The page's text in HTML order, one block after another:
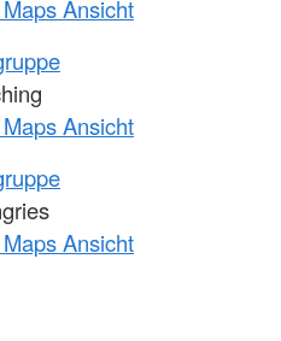
Ansicht
Ansicht
Ansicht